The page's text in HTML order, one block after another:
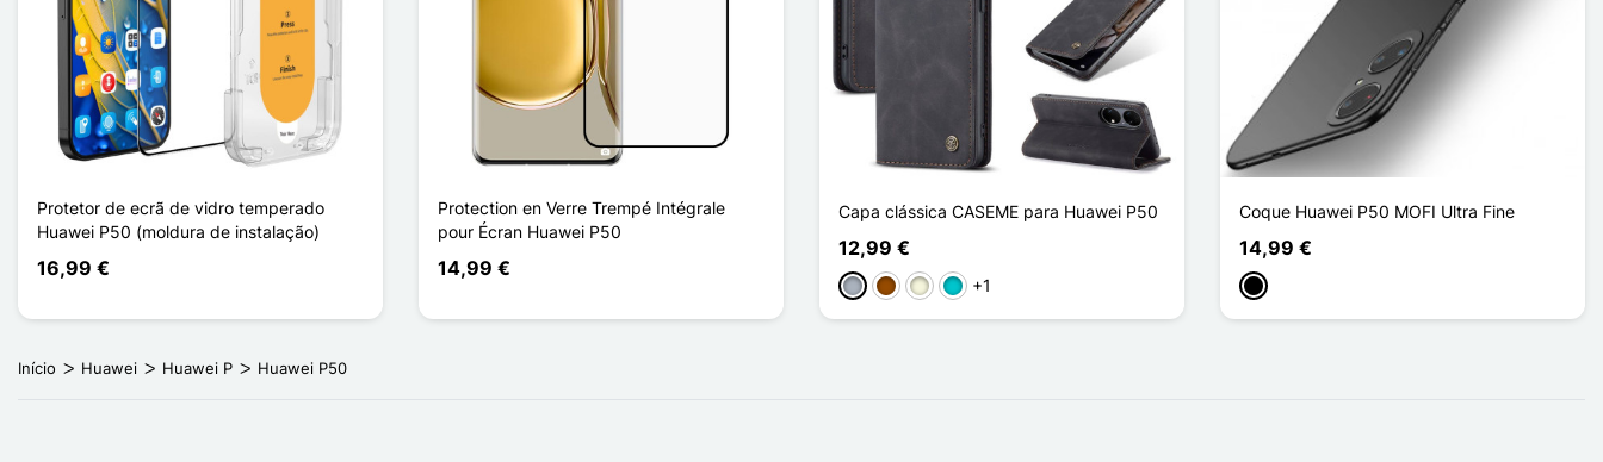
Protetor de ecrã de vidro temperado
Huawei P50 (moldura de instalação)
16,99 €
Protection en Verre Trempé Intégrale
pour Écran Huawei P50
14,99 €
Capa clássica CASEME para Huawei P50
12,99 €
CinzentoCastanho
BegeTurquesa
+1
Coque Huawei P50 MOFI Ultra Fine
14,99 €
Preto
Início Huawei Huawei P Huawei P50